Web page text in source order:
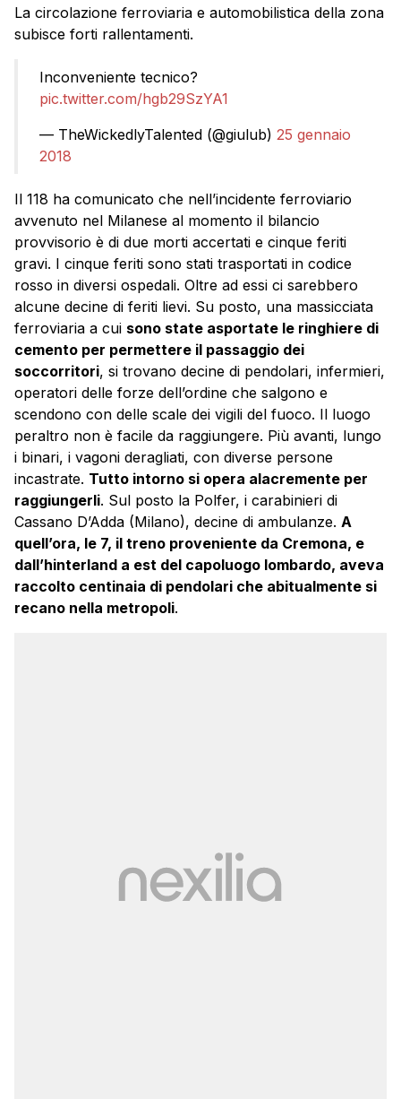
La circolazione ferroviaria e automobilistica della zona
subisce forti rallentamenti.
Inconveniente tecnico?
pic.twitter.com/hgb29SzYA1
— TheWickedlyTalented (@giulub) 25 gennaio
2018
Il 118 ha comunicato che nell’incidente ferroviario
avvenuto nel Milanese al momento il bilancio
provvisorio è di due morti accertati e cinque feriti
gravi. I cinque feriti sono stati trasportati in codice
rosso in diversi ospedali. Oltre ad essi ci sarebbero
alcune decine di feriti lievi. Su posto, una massicciata
ferroviaria a cui sono state asportate le ringhiere di
cemento per permettere il passaggio dei
soccorritori, si trovano decine di pendolari, infermieri,
operatori delle forze dell’ordine che salgono e
scendono con delle scale dei vigili del fuoco. Il luogo
peraltro non è facile da raggiungere. Più avanti, lungo
i binari, i vagoni deragliati, con diverse persone
incastrate. Tutto intorno si opera alacremente per
raggiungerli. Sul posto la Polfer, i carabinieri di
Cassano D’Adda (Milano), decine di ambulanze. A
quell’ora, le 7, il treno proveniente da Cremona, e
dall’hinterland a est del capoluogo lombardo, aveva
raccolto centinaia di pendolari che abitualmente si
recano nella metropoli.